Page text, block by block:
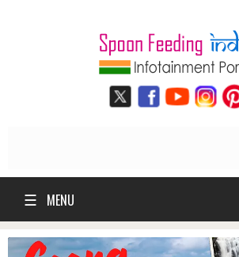
☰ MENU